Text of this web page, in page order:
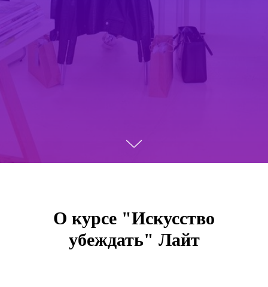
О курсе "Искусство
убеждать" Лайт